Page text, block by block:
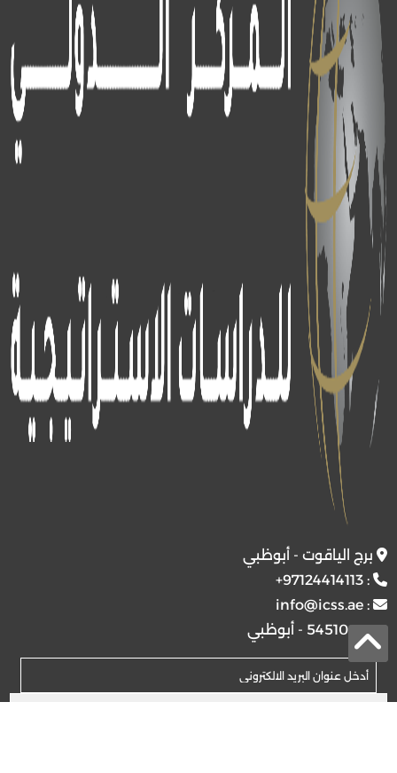
برج الياقوت - أبوظبي
:
+97124414113
:
info@icss.ae
ص.ب54510 - أبوظبي